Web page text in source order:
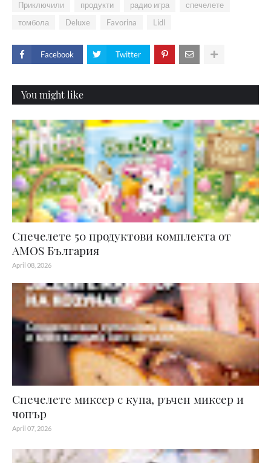
Приключили продукти радио игра
спечелете
томбола
Deluxe Favorina Lidl
Facebook Twitter
You might like
Спечелете 50 продуктови комплекта от
AMOS България
April 08, 2026
Спечелете миксер с купа, ръчен миксер и
чопър
April 07, 2026